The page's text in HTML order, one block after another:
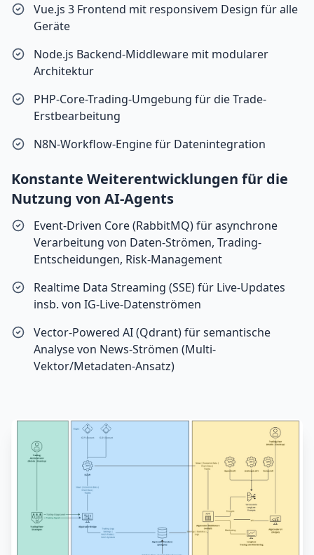
Vue.js 3 Frontend mit responsivem Design für alle
Geräte
Node.js Backend-Middleware mit modularer
Architektur
PHP-Core-Trading-Umgebung für die Trade-
Erstbearbeitung
N8N-Workflow-Engine für Datenintegration
Konstante Weiterentwicklungen für die
Nutzung von AI-Agents
Event-Driven Core (RabbitMQ) für asynchrone
Verarbeitung von Daten-Strömen, Trading-
Entscheidungen, Risk-Management
Realtime Data Streaming (SSE) für Live-Updates
insb. von IG-Live-Datenströmen
Vector-Powered AI (Qdrant) für semantische
Analyse von News-Strömen (Multi-
Vektor/Metadaten-Ansatz)